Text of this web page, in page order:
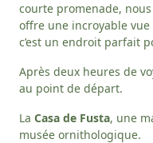
courte promenade,
offre une incroyable
c’est un endroit parfait
Après deux heures de
au point de départ.
La Casa de Fusta, une
musée ornithologique.